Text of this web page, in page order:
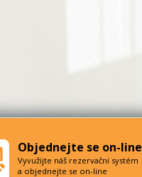
Objednejte se on-line
Vyvužijte náš rezervační systém
a objednejte se on-line